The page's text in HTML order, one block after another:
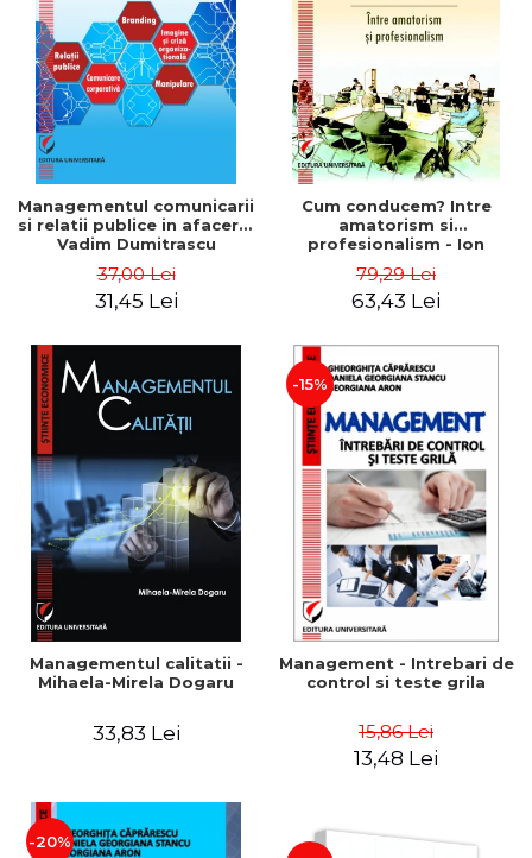
ADMINISTRATIVE
ȘTIINȚE ECONOMICE
ȘTIINȚE EXACTE
EDUCAȚIE FIZICĂ ȘI SPORT
PREUNIVERSITARIA
TIMP LIBER
ÎN CURS DE APARIȚIE
NOUTĂȚI
PACHETE DE STUDIU
PROMOȚIILE LUNII
ULTIMELE EXEMPLARE
Cum Cumpăr
Livrare
Politica de Retur
Formular de Retur
Distribuitori
Managementul comunicarii
si relatii publice in afaceri -
Vadim Dumitrascu
37,00 Lei
31,45 Lei
Cum conducem? Intre
amatorism si
profesionalism - Ion
79,29 Lei
63,43 Lei
Managementul calitatii -
Mihaela-Mirela Dogaru
33,83 Lei
-15%
Management - Intrebari de
control si teste grila
15,86 Lei
13,48 Lei
-20%